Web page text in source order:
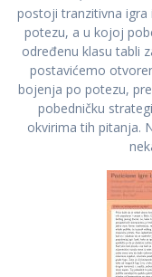
postoji tranzitivna
potezu, a u kojoj
određenu klasu tabli
postavićemo
bojenja po potezu,
pobedničku
okvirima tih pitanja.